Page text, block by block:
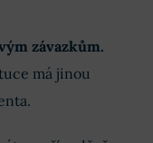
závazkům.
má jinou